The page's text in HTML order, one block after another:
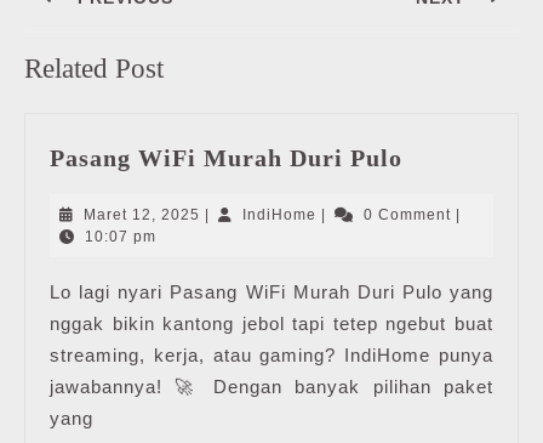
pos
post:
Related Post
Pasang WiFi Murah Duri Pulo
Murah
Maret 12, 2025 Maret
IndiHome IndiHome0 Comment
10:07 pm
Lo lagi nyari Pasang WiFi Murah Duri Pulo yang
nggak bikin kantong jebol tapi tetep ngebut buat
streaming, kerja, atau gaming? IndiHome punya
jawabannya! 🚀 Dengan banyak pilihan paket
yang